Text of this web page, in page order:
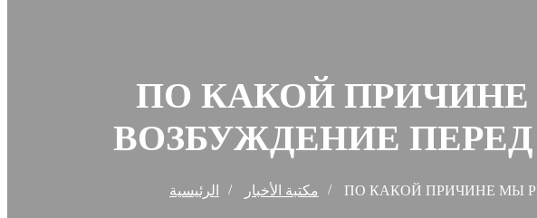
ПО КАКОЙ
ВОЗБУЖДЕНИЕ
الرئيسية مكتبة الأخبار ПО КАКОЙ ПРИЧИНЕ МЫ